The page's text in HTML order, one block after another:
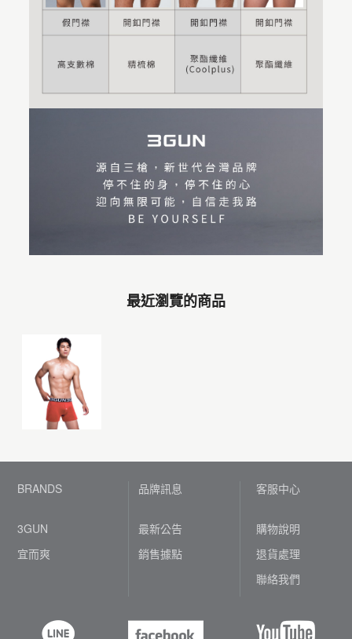
最近瀏覽的商品
BRANDS
3GUN
宜而爽
品牌訊息
最新公告
銷售據點
客服中心
購物說明
退貨處理
聯絡我們